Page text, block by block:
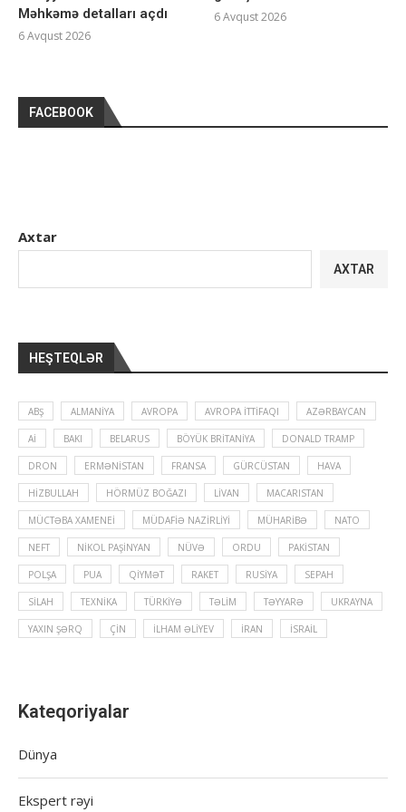
Məhkəmə detalları açdı
6 Avqust 2026
6 Avqust 2026
FACEBOOK
Axtar
AXTAR
HEŞTEQLƏR
ABŞ ALMANIYA AVROPA AVROPA İTTIFAQI AZƏRBAYCAN
Aİ BAKI BELARUS BÖYÜK BRITANIYA DONALD TRAMP
DRON ERMƏNISTAN FRANSA GÜRCÜSTAN HAVA
HIZBULLAH HÖRMÜZ BOĞAZI LIVAN MACARISTAN
MÜCTƏBA XAMENEI MÜDAFIƏ NAZIRLIYI MÜHARIBƏ NATO
NEFT NIKOL PAŞINYAN NÜVƏ ORDU PAKISTAN
POLŞA PUA QIYMƏT RAKET RUSIYA SEPAH
SILAH TEXNIKA TÜRKIYƏ TƏLIM TƏYYARƏ UKRAYNA
YAXIN ŞƏRQ ÇIN İLHAM ƏLIYEV İRAN İSRAIL
Kateqoriyalar
Dünya
Ekspert rəyi